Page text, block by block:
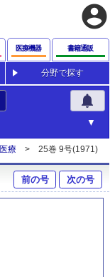
account_circle
医療機器 書籍通販
分野で探す
notifications
医療 25巻 9号(1971)
前の号 次の号